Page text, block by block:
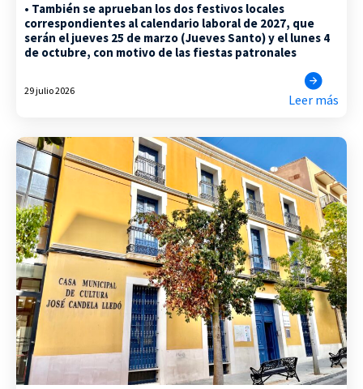
• También se aprueban los dos festivos locales
correspondientes al calendario laboral de 2027, que
serán el jueves 25 de marzo (Jueves Santo) y el lunes 4
de octubre, con motivo de las fiestas patronales
29 julio 2026
Leer más